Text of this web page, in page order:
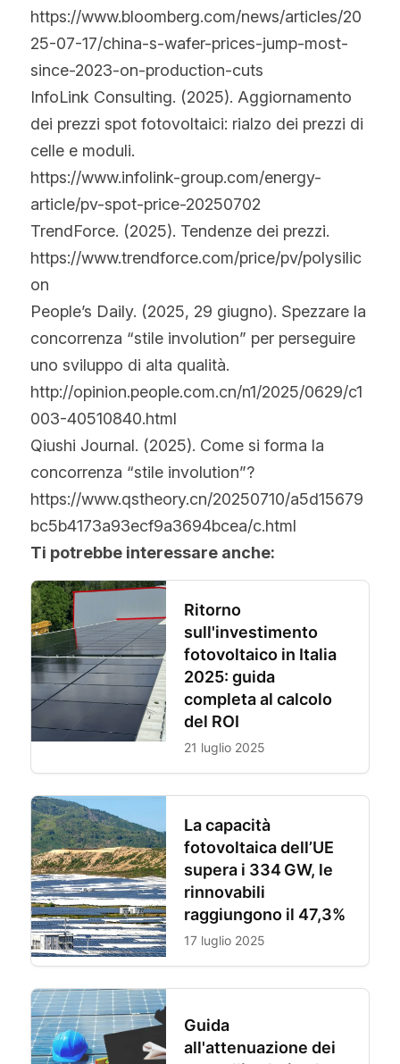
https://www.bloomberg.com/news/articles/20
25-07-17/china-s-wafer-prices-jump-most-
since-2023-on-production-cuts
InfoLink Consulting. (2025). Aggiornamento
dei prezzi spot fotovoltaici: rialzo dei prezzi di
celle e moduli.
https://www.infolink-group.com/energy-
article/pv-spot-price-20250702
TrendForce. (2025). Tendenze dei prezzi.
https://www.trendforce.com/price/pv/polysilic
on
People’s Daily. (2025, 29 giugno). Spezzare la
concorrenza “stile involution” per perseguire
uno sviluppo di alta qualità.
http://opinion.people.com.cn/n1/2025/0629/c1
003-40510840.html
Qiushi Journal. (2025). Come si forma la
concorrenza “stile involution”?
https://www.qstheory.cn/20250710/a5d15679
bc5b4173a93ecf9a3694bcea/c.html
Ti potrebbe interessare anche: